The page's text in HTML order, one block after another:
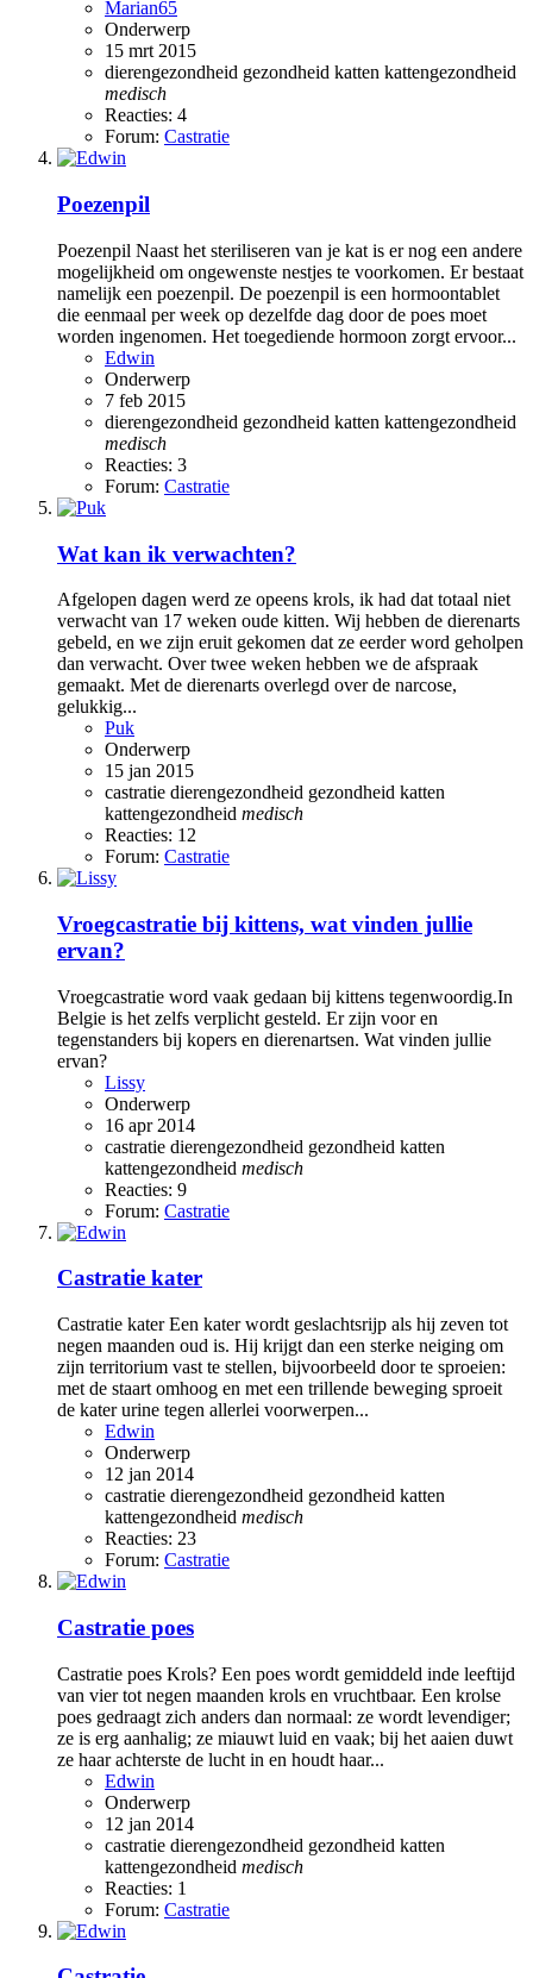
Marian65
Onderwerp
15 mrt 2015
dierengezondheid gezondheid katten kattengezondheid
medisch
Reacties: 4
Forum: Castratie
Poezenpil
Poezenpil Naast het steriliseren van je kat is er nog een andere
mogelijkheid om ongewenste nestjes te voorkomen. Er bestaat
namelijk een poezenpil. De poezenpil is een hormoontablet
die eenmaal per week op dezelfde dag door de poes moet
worden ingenomen. Het toegediende hormoon zorgt ervoor...
Edwin
Onderwerp
7 feb 2015
dierengezondheid gezondheid katten kattengezondheid
medisch
Reacties: 3
Forum: Castratie
Wat kan ik verwachten?
Afgelopen dagen werd ze opeens krols, ik had dat totaal niet
verwacht van 17 weken oude kitten. Wij hebben de dierenarts
gebeld, en we zijn eruit gekomen dat ze eerder word geholpen
dan verwacht. Over twee weken hebben we de afspraak
gemaakt. Met de dierenarts overlegd over de narcose,
gelukkig...
Puk
Onderwerp
15 jan 2015
castratie dierengezondheid gezondheid katten
kattengezondheid medisch
Reacties: 12
Forum: Castratie
Vroegcastratie bij kittens, wat vinden jullie
ervan?
Vroegcastratie word vaak gedaan bij kittens tegenwoordig.In
Belgie is het zelfs verplicht gesteld. Er zijn voor en
tegenstanders bij kopers en dierenartsen. Wat vinden jullie
ervan?
Lissy
Onderwerp
16 apr 2014
castratie dierengezondheid gezondheid katten
kattengezondheid medisch
Reacties: 9
Forum: Castratie
Castratie kater
Castratie kater Een kater wordt geslachtsrijp als hij zeven tot
negen maanden oud is. Hij krijgt dan een sterke neiging om
zijn territorium vast te stellen, bijvoorbeeld door te sproeien:
met de staart omhoog en met een trillende beweging sproeit
de kater urine tegen allerlei voorwerpen...
Edwin
Onderwerp
12 jan 2014
castratie dierengezondheid gezondheid katten
kattengezondheid medisch
Reacties: 23
Forum: Castratie
Castratie poes
Castratie poes Krols? Een poes wordt gemiddeld inde leeftijd
van vier tot negen maanden krols en vruchtbaar. Een krolse
poes gedraagt zich anders dan normaal: ze wordt levendiger;
ze is erg aanhalig; ze miauwt luid en vaak; bij het aaien duwt
ze haar achterste de lucht in en houdt haar...
Edwin
Onderwerp
12 jan 2014
castratie dierengezondheid gezondheid katten
kattengezondheid medisch
Reacties: 1
Forum: Castratie